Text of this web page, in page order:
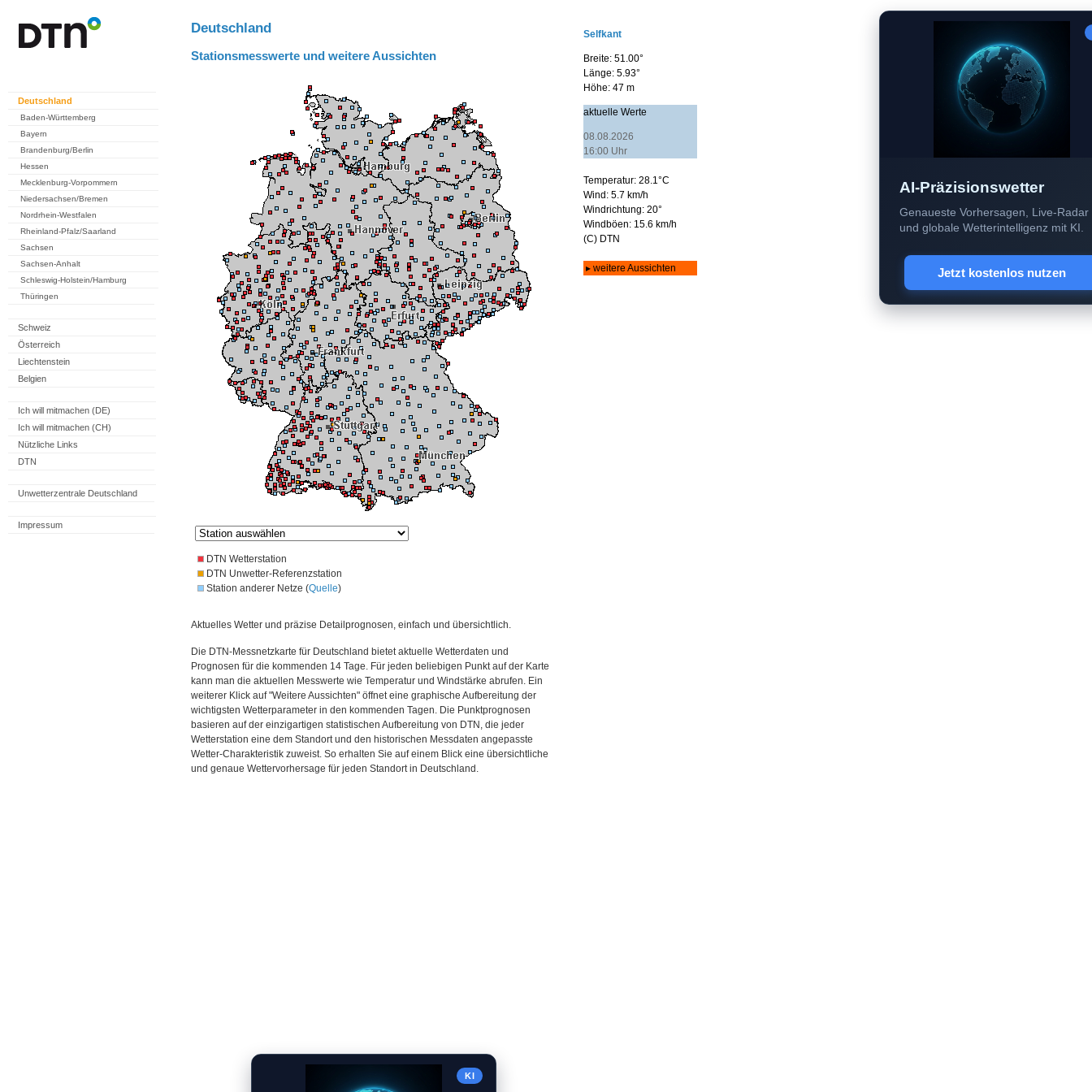
Deutschland
Baden-Württemberg
Bayern
Brandenburg/Berlin
Hessen
Mecklenburg-Vorpommern
Niedersachsen/Bremen
Nordrhein-Westfalen
Rheinland-Pfalz/Saarland
Sachsen
Sachsen-Anhalt
Schleswig-Holstein/Hamburg
Thüringen
Schweiz
Österreich
Liechtenstein
Belgien
Ich will mitmachen (DE)
Ich will mitmachen (CH)
Nützliche Links
DTN
Unwetterzentrale Deutschland
Impressum
Deutschland
Stationsmesswerte und weitere Aussichten
DTN Wetterstation
DTN Unwetter-Referenzstation
Station anderer Netze (Quelle)
Aktuelles Wetter und präzise Detailprognosen, einfach und übersichtlich.
Die DTN-Messnetzkarte für Deutschland bietet aktuelle Wetterdaten und
Prognosen für die kommenden 14 Tage. Für jeden beliebigen Punkt auf der Karte
kann man die aktuellen Messwerte wie Temperatur und Windstärke abrufen. Ein
weiterer Klick auf "Weitere Aussichten" öffnet eine graphische Aufbereitung der
wichtigsten Wetterparameter in den kommenden Tagen. Die Punktprognosen
basieren auf der einzigartigen statistischen Aufbereitung von DTN, die jeder
Wetterstation eine dem Standort und den historischen Messdaten angepasste
Wetter-Charakteristik zuweist. So erhalten Sie auf einem Blick eine übersichtliche
und genaue Wettervorhersage für jeden Standort in Deutschland.
KI
AI-Präzisionswetter
Genaueste Vorhersagen, Live-Radar
und globale Wetterintelligenz mit KI.
Jetzt kostenlos nutzen